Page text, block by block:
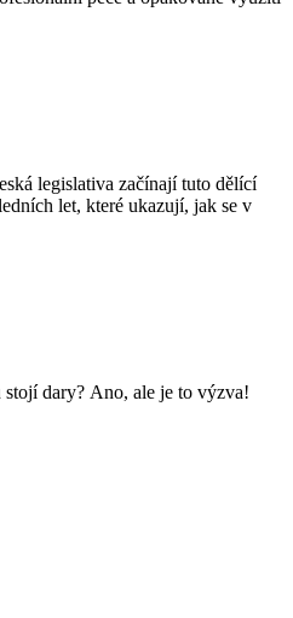
legislativa začínají tuto dělící
let, které ukazují, jak se v
stojí dary? Ano, ale je to výzva!